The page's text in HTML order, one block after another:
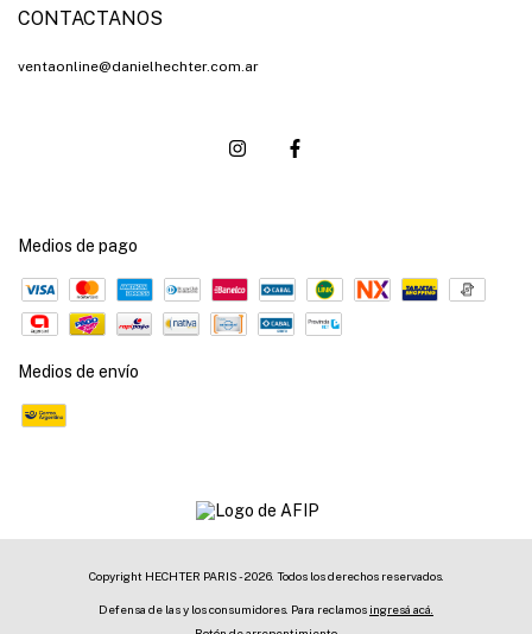
CONTACTANOS
ventaonline@danielhechter.com.ar
Medios de pago
Medios de envío
Copyright HECHTER PARIS - 2026. Todos los derechos reservados.
Defensa de las y los consumidores. Para reclamos ingresá acá.